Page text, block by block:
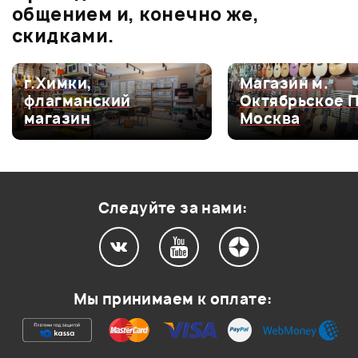
Мой отзыв о товаре
Ваша оценка:
Впечатления о товаре:
общением и, конечно же,
скидками.
г.Химки,
флагманский
магазин
Магазин м.
Октябрьское
Москва
Следуйте за нами:
Мы принимаем к оплате: